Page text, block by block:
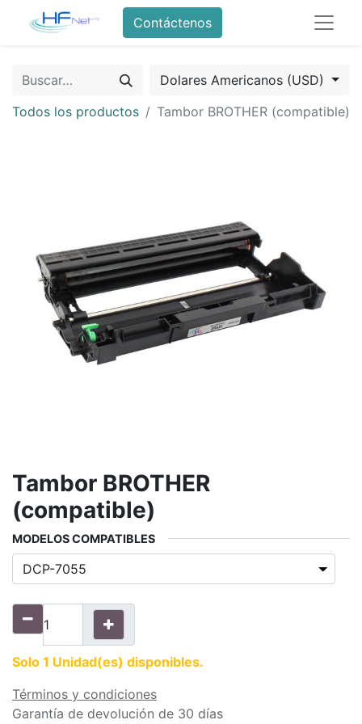
Contáctenos
Dolares Americanos (USD)
Todos los productos
Tambor BROTHER (compatible)
Tambor BROTHER
(compatible)
MODELOS COMPATIBLES
Solo 1 Unidad(es) disponibles.
Términos y condiciones
Garantía de devolución de 30 días